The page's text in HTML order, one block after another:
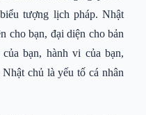
tượng lịch pháp. Nhật
cho bạn, đại diện cho bản
bạn, hành vi của bạn,
chủ là yếu tố cá nhân